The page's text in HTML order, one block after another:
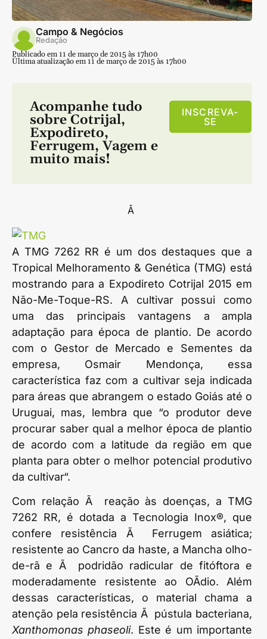
Campo & Negócios
Redação
Publicado em 11 de março de 2015 às 17h00
Última atualização em 11 de março de 2015 às 17h00
Acompanhe tudo
sobre Cotrijal,
Expodireto,
Ferrugem,Vagem e
muito mais!
INSCREVA-
SE
Â
A TMG 7262 RR é um dos destaques que a
Tropical Melhoramento & Genética (TMG) está
mostrando para a Expodireto Cotrijal 2015 em
Não-Me-Toque-RS. A cultivar possui como
uma das principais vantagens a ampla
adaptação para época de plantio. De acordo
com o Gestor de Mercado e Sementes da
empresa, Osmair Mendonça, essa
característica faz com a cultivar seja indicada
para áreas que abrangem o estado Goiás até o
Uruguai, mas, lembra que “o produtor deve
procurar saber qual a melhor época de plantio
de acordo com a latitude da região em que
planta para obter o melhor potencial produtivo
da cultivar“.
Com relação Ã reação às doenças, a TMG
7262 RR, é dotada a Tecnologia Inox®, que
confere resistência Ã Ferrugem asiática;
resistente ao Cancro da haste, a Mancha olho-
de-rã e Ã podridão radicular de fitóftora e
moderadamente resistente ao OÃ­dio. Além
dessas características, o material chama a
atenção pela resistência Ã pústula bacteriana,
Xanthomonas phaseoli. Este é um importante